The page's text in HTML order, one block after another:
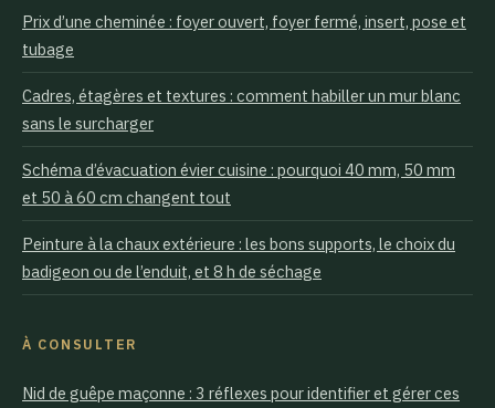
Prix d’une cheminée : foyer ouvert, foyer fermé, insert, pose et
tubage
Cadres, étagères et textures : comment habiller un mur blanc
sans le surcharger
Schéma d’évacuation évier cuisine : pourquoi 40 mm, 50 mm
et 50 à 60 cm changent tout
Peinture à la chaux extérieure : les bons supports, le choix du
badigeon ou de l’enduit, et 8 h de séchage
À CONSULTER
Nid de guêpe maçonne : 3 réflexes pour identifier et gérer ces